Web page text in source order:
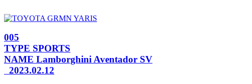
005
TYPE SPORTS
NAME Lamborghini Aventador SV
2023.02.12